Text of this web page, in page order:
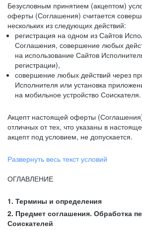
Безусловным принятием (акцептом)
оферты (Соглашения) считается
нескольких из следующих действий:
регистрация на одном из Сайтов
Соглашения, совершение любых
на использование Сайтов
регистрации),
совершение любых действий через
Исполнителя или установка
на мобильное устройство Соискателя.
Акцепт настоящей оферты
отличных от тех, что указаны в
акцепт под условием, не допускается.
Развернуть весь текст условий
ОГЛАВЛЕНИЕ
1. Термины и определения
2. Предмет соглашения. Обработка
Соискателей